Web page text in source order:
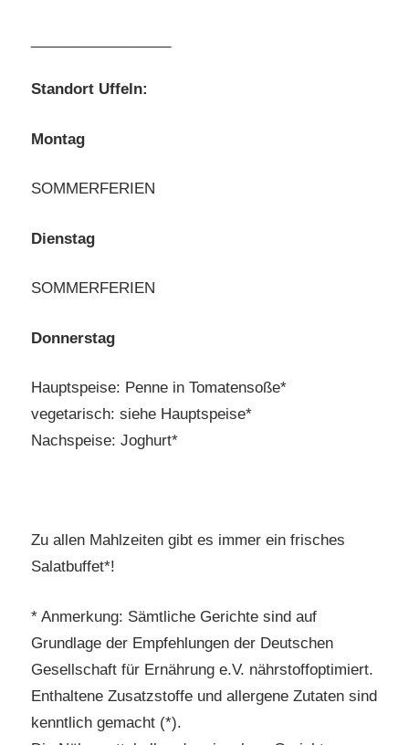
Standort Uffeln:
Montag
SOMMERFERIEN
Dienstag
SOMMERFERIEN
Donnerstag
Hauptspeise: Penne in Tomatensoße*
vegetarisch: siehe Hauptspeise*
Nachspeise: Joghurt*
Zu allen Mahlzeiten gibt es immer ein frisches
Salatbuffet*!
* Anmerkung: Sämtliche Gerichte sind auf
Grundlage der Empfehlungen der Deutschen
Gesellschaft für Ernährung e.V. nährstoffoptimiert.
Enthaltene Zusatzstoffe und allergene Zutaten sind
kenntlich gemacht (*).